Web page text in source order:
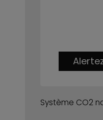
Système CO2